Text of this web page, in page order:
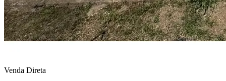
Venda Direta